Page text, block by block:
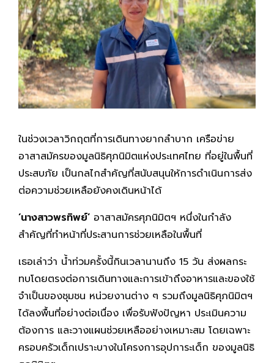
ในช่วงเวลาวิกฤตที่การเดินทางยากลำบาก เครือข่าย
อาสาสมัครของมูลนิธิศุภนิมิตแห่งประเทศไทย ที่อยู่ในพื้นที่
ประสบภัย เป็นกลไกสำคัญที่สนับสนุนให้การดำเนินการส่ง
ต่อความช่วยเหลือยังคงเดินหน้าได้
‘นางสาวพรทิพย์’ อาสาสมัครศุภนิมิตฯ หนึ่งในกำลัง
สำคัญที่ทำหน้าที่ประสานการช่วยเหลือในพื้นที่
เธอเล่าว่า น้ำท่วมครั้งนี้กินเวลานานถึง 15 วัน ส่งผลกระ
ทบโดยตรงต่อการเดินทางและการเข้าถึงอาหารและของใช้
จำเป็นของชุมชน หน่วยงานต่าง ๆ รวมถึงมูลนิธิศุภนิมิตฯ
ได้ลงพื้นที่อย่างต่อเนื่อง เพื่อรับฟังปัญหา ประเมินความ
ต้องการ และวางแผนช่วยเหลืออย่างเหมาะสม โดยเฉพาะ
ครอบครัวเด็กเปราะบางในโครงการอุปการะเด็ก ของมูลนิธิ